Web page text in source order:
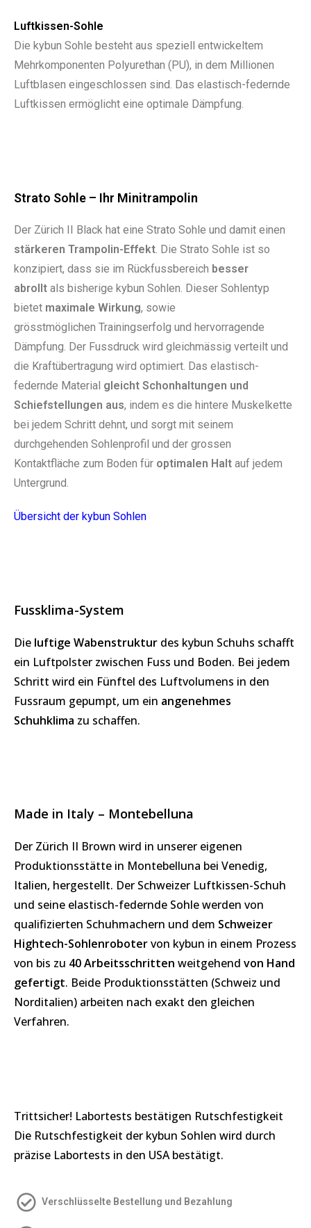
Luftkissen-Sohle
Die kybun Sohle besteht aus speziell entwickeltem
Mehrkomponenten Polyurethan (PU), in dem Millionen
Luftblasen eingeschlossen sind. Das elastisch-­federnde
Luftkissen ermöglicht eine optimale Dämpfung.
Strato Sohle – Ihr Minitrampolin
Der Zürich II Black hat eine Strato Sohle und damit einen
stärkeren Trampolin-Effekt . Die Strato Sohle ist so
konzipiert, dass sie im Rückfussbereich besser
abrollt als bisherige kybun Sohlen. Dieser Sohlentyp
bietet maximale Wirkung, sowie
grösstmöglichen Trainingserfolg und hervorragende
Dämpfung. Der Fussdruck wird gleichmässig verteilt und
die Kraftübertragung wird optimiert. Das elastisch-
federnde Material gleicht Schonhaltungen und
Schiefstellungen aus, indem es die hintere Muskelkette
bei jedem Schritt dehnt, und sorgt mit seinem
durchgehenden Sohlenprofil und der grossen
Kontaktfläche zum Boden für optimalen Halt auf jedem
Untergrund.
Übersicht der kybun Sohlen
Fussklima-System
Die luftige Wabenstruktur des kybun Schuhs schafft
ein Luftpolster zwischen Fuss und Boden. Bei jedem
Schritt wird ein Fünftel des Luftvolumens in den
Fussraum gepumpt, um ein angenehmes
Schuhklima zu schaffen.
Made in Italy – Montebelluna
Der Zürich II Brown wird in unserer eigenen
Produktionsstätte in Montebelluna bei Venedig,
Italien, hergestellt. Der Schweizer Luftkissen-Schuh
und seine elastisch-federnde Sohle werden von
qualifizierten Schuhmachern und dem Schweizer
Hightech-Sohlenrobotervon kybun in einem Prozess
von bis zu 40 Arbeitsschritten weitgehend von Hand
gefertigt. Beide Produktionsstätten (Schweiz und
Norditalien) arbeiten nach exakt den gleichen
Verfahren.
Trittsicher! Labortests bestätigen Rutschfestigkeit
Die Rutschfestigkeit der kybun Sohlen wird durch
präzise Labortests in den USA bestätigt.
Verschlüsselte Bestellung und Bezahlung